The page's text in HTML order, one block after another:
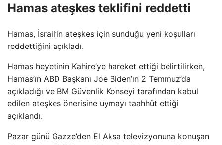
Hamas ateşkes teklifini reddetti
Hamas, İsrail’in ateşkes için sunduğu yeni koşulları
reddettiğini açıkladı.
Hamas heyetinin Kahire’ye hareket ettiği belirtilirken,
Hamas’ın ABD Başkanı Joe Biden’ın 2 Temmuz’da
açıkladığı ve BM Güvenlik Konseyi tarafından kabul
edilen ateşkes önerisine uymayı taahhüt ettiği
açıklandı.
Pazar günü Gazze’den El Aksa televizyonuna konuşan